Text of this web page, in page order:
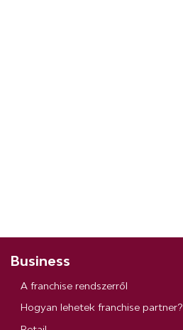
Business
A franchise rendszerről
Hogyan lehetek franchise partner?